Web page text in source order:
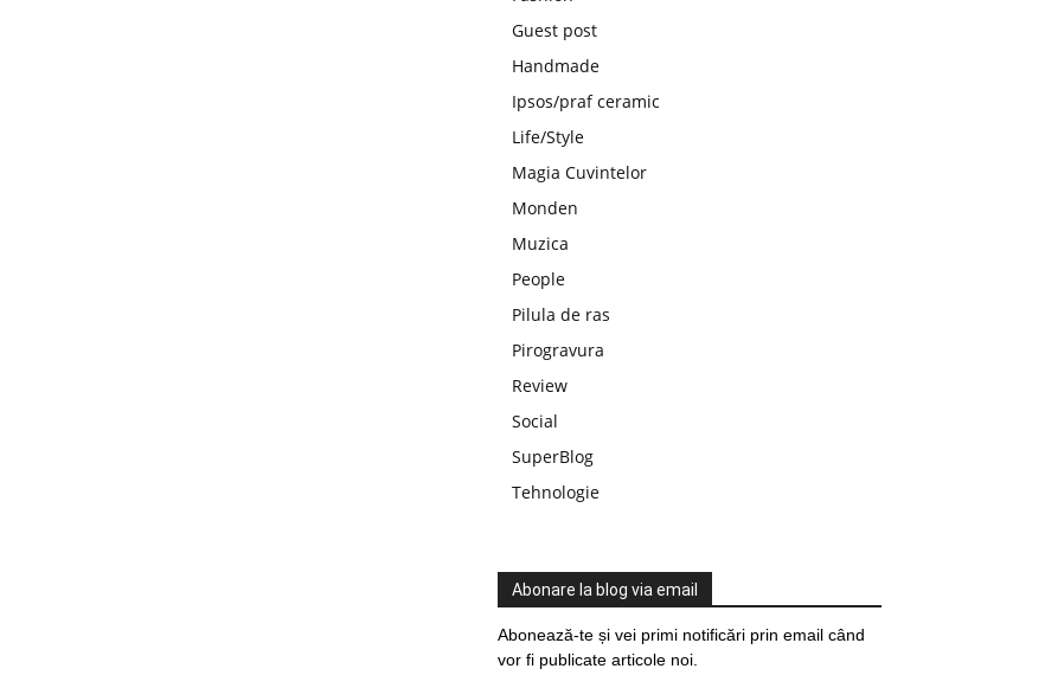
Guest post
Handmade
Ipsos/praf ceramic
Life/Style
Magia Cuvintelor
Monden
Muzica
People
Pilula de ras
Pirogravura
Review
Social
SuperBlog
Tehnologie
Abonare la blog via email
Abonează-te și vei primi notificări prin email când
vor fi publicate articole noi.